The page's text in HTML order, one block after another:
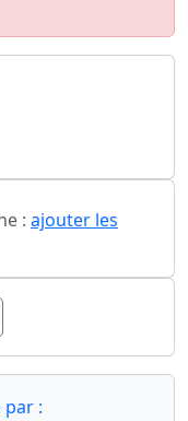
: ajouter les
: